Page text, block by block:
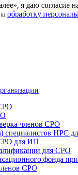
я даю согласие
обработку
членов СРО
специалистов НРС
для ИП
для СРО
фонда
СРО